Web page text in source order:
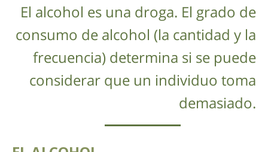
El alcohol es una droga. El grado de
consumo de alcohol (la cantidad y la
frecuencia) determina si se puede
considerar que un individuo toma
demasiado.